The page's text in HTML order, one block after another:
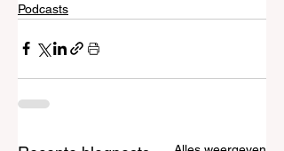
Podcasts